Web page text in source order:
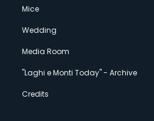
Mice
Wedding
Media Room
"Laghi e Monti Today" - Archive
Credits